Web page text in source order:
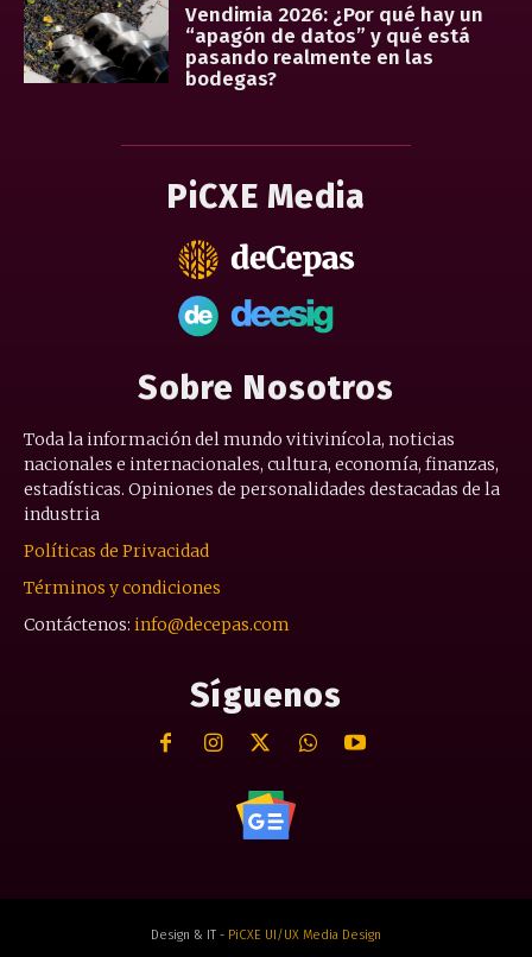
Vendimia 2026: ¿Por qué hay un
“apagón de datos” y qué está
pasando realmente en las
bodegas?
PiCXE Media
Sobre Nosotros
Toda la información del mundo vitivinícola, noticias
nacionales e internacionales, cultura, economía, finanzas,
estadísticas. Opiniones de personalidades destacadas de la
industria
Políticas de Privacidad
Términos y condiciones
Contáctenos: info@decepas.com
Síguenos
Design & IT - PiCXE UI/UX Media Design